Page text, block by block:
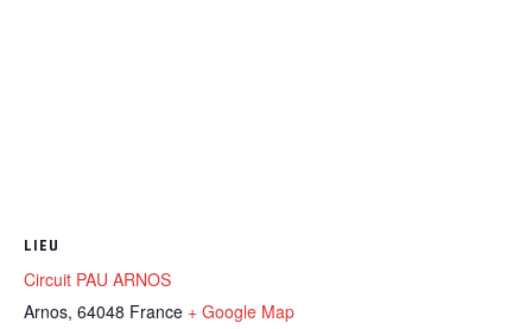
LIEU
Circuit PAU ARNOS
Arnos, 64048 France + Google Map